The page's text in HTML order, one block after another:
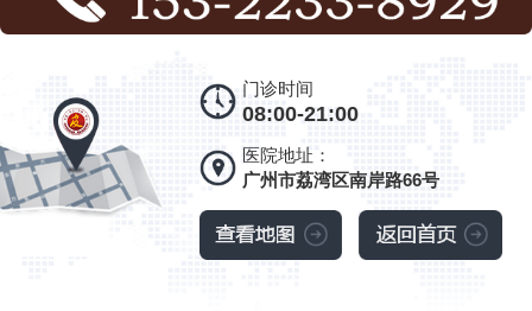
门诊时间
08:00-21:00
医院地址：
广州市荔湾区南岸路66号